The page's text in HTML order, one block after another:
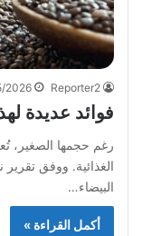
Reporter2
2026
فوائد عديدة
رغم حجمها الصغير،
الغذائية. ووفق
البيضاء…
أكمل القراءة »